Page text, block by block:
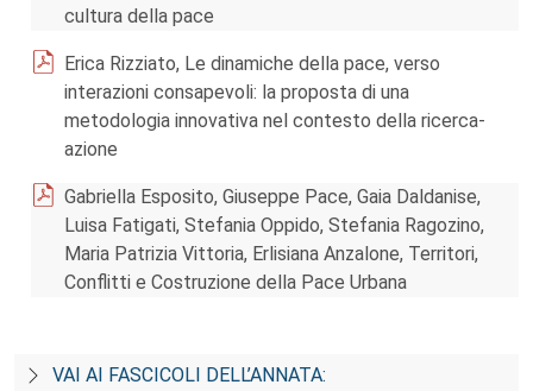
cultura della pace
Erica Rizziato, Le dinamiche della pace, verso
interazioni consapevoli: la proposta di una
metodologia innovativa nel contesto della ricerca-
azione
Gabriella Esposito, Giuseppe Pace, Gaia Daldanise,
Luisa Fatigati, Stefania Oppido, Stefania Ragozino,
Maria Patrizia Vittoria, Erlisiana Anzalone, Territori,
Conflitti e Costruzione della Pace Urbana
VAI AI FASCICOLI DELL’ANNATA: